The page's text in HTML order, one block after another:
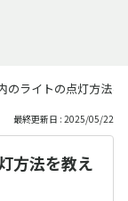
のライトの点灯方法
最終更新日 : 2025/05/22
方法を教え